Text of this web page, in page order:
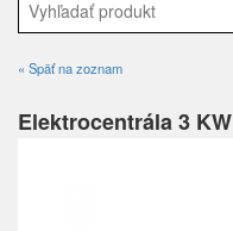
« Späť na zoznam
Elektrocentrála 3 KW